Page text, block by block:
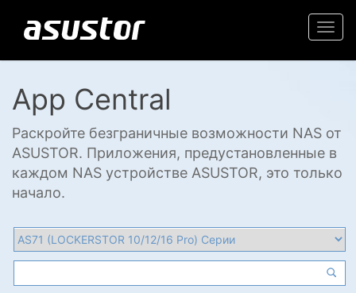
App Central
Раскройте безграничные возможности NAS от
ASUSTOR. Приложения, предустановленные в
каждом NAS устройстве ASUSTOR, это только
начало.